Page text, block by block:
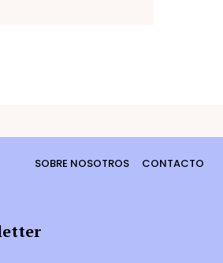
SOBRE NOSOTROS CONTACTO